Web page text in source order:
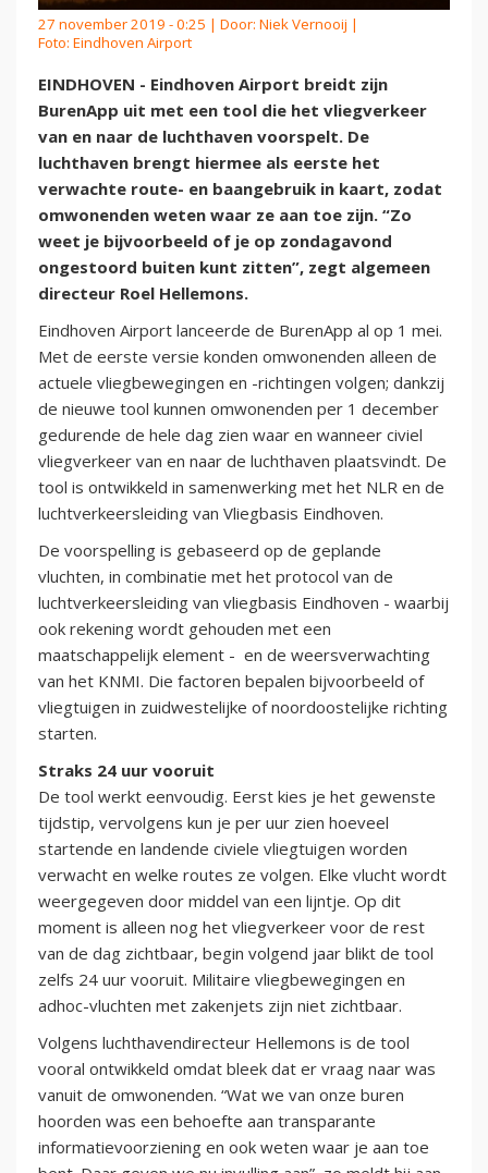
27 november 2019 - 0:25 | Door: Niek Vernooij |
Foto: Eindhoven Airport
EINDHOVEN - Eindhoven Airport breidt zijn
BurenApp uit met een tool die het vliegverkeer
van en naar de luchthaven voorspelt. De
luchthaven brengt hiermee als eerste het
verwachte route- en baangebruik in kaart, zodat
omwonenden weten waar ze aan toe zijn. “Zo
weet je bijvoorbeeld of je op zondagavond
ongestoord buiten kunt zitten”, zegt algemeen
directeur Roel Hellemons.
Eindhoven Airport lanceerde de BurenApp al op 1 mei.
Met de eerste versie konden omwonenden alleen de
actuele vliegbewegingen en -richtingen volgen; dankzij
de nieuwe tool kunnen omwonenden per 1 december
gedurende de hele dag zien waar en wanneer civiel
vliegverkeer van en naar de luchthaven plaatsvindt. De
tool is ontwikkeld in samenwerking met het NLR en de
luchtverkeersleiding van Vliegbasis Eindhoven.
De voorspelling is gebaseerd op de geplande
vluchten, in combinatie met het protocol van de
luchtverkeersleiding van vliegbasis Eindhoven - waarbij
ook rekening wordt gehouden met een
maatschappelijk element - en de weersverwachting
van het KNMI. Die factoren bepalen bijvoorbeeld of
vliegtuigen in zuidwestelijke of noordoostelijke richting
starten.
Straks 24 uur vooruit
De tool werkt eenvoudig. Eerst kies je het gewenste
tijdstip, vervolgens kun je per uur zien hoeveel
startende en landende civiele vliegtuigen worden
verwacht en welke routes ze volgen. Elke vlucht wordt
weergegeven door middel van een lijntje. Op dit
moment is alleen nog het vliegverkeer voor de rest
van de dag zichtbaar, begin volgend jaar blikt de tool
zelfs 24 uur vooruit. Militaire vliegbewegingen en
adhoc-vluchten met zakenjets zijn niet zichtbaar.
Volgens luchthavendirecteur Hellemons is de tool
vooral ontwikkeld omdat bleek dat er vraag naar was
vanuit de omwonenden. “Wat we van onze buren
hoorden was een behoefte aan transparante
informatievoorziening en ook weten waar je aan toe